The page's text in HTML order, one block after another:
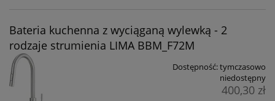
Bateria kuchenna z wyciąganą wylewką - 2
rodzaje strumienia LIMA BBM_F72M
Dostępność:tymczasowo
niedostępny
400,30 zł